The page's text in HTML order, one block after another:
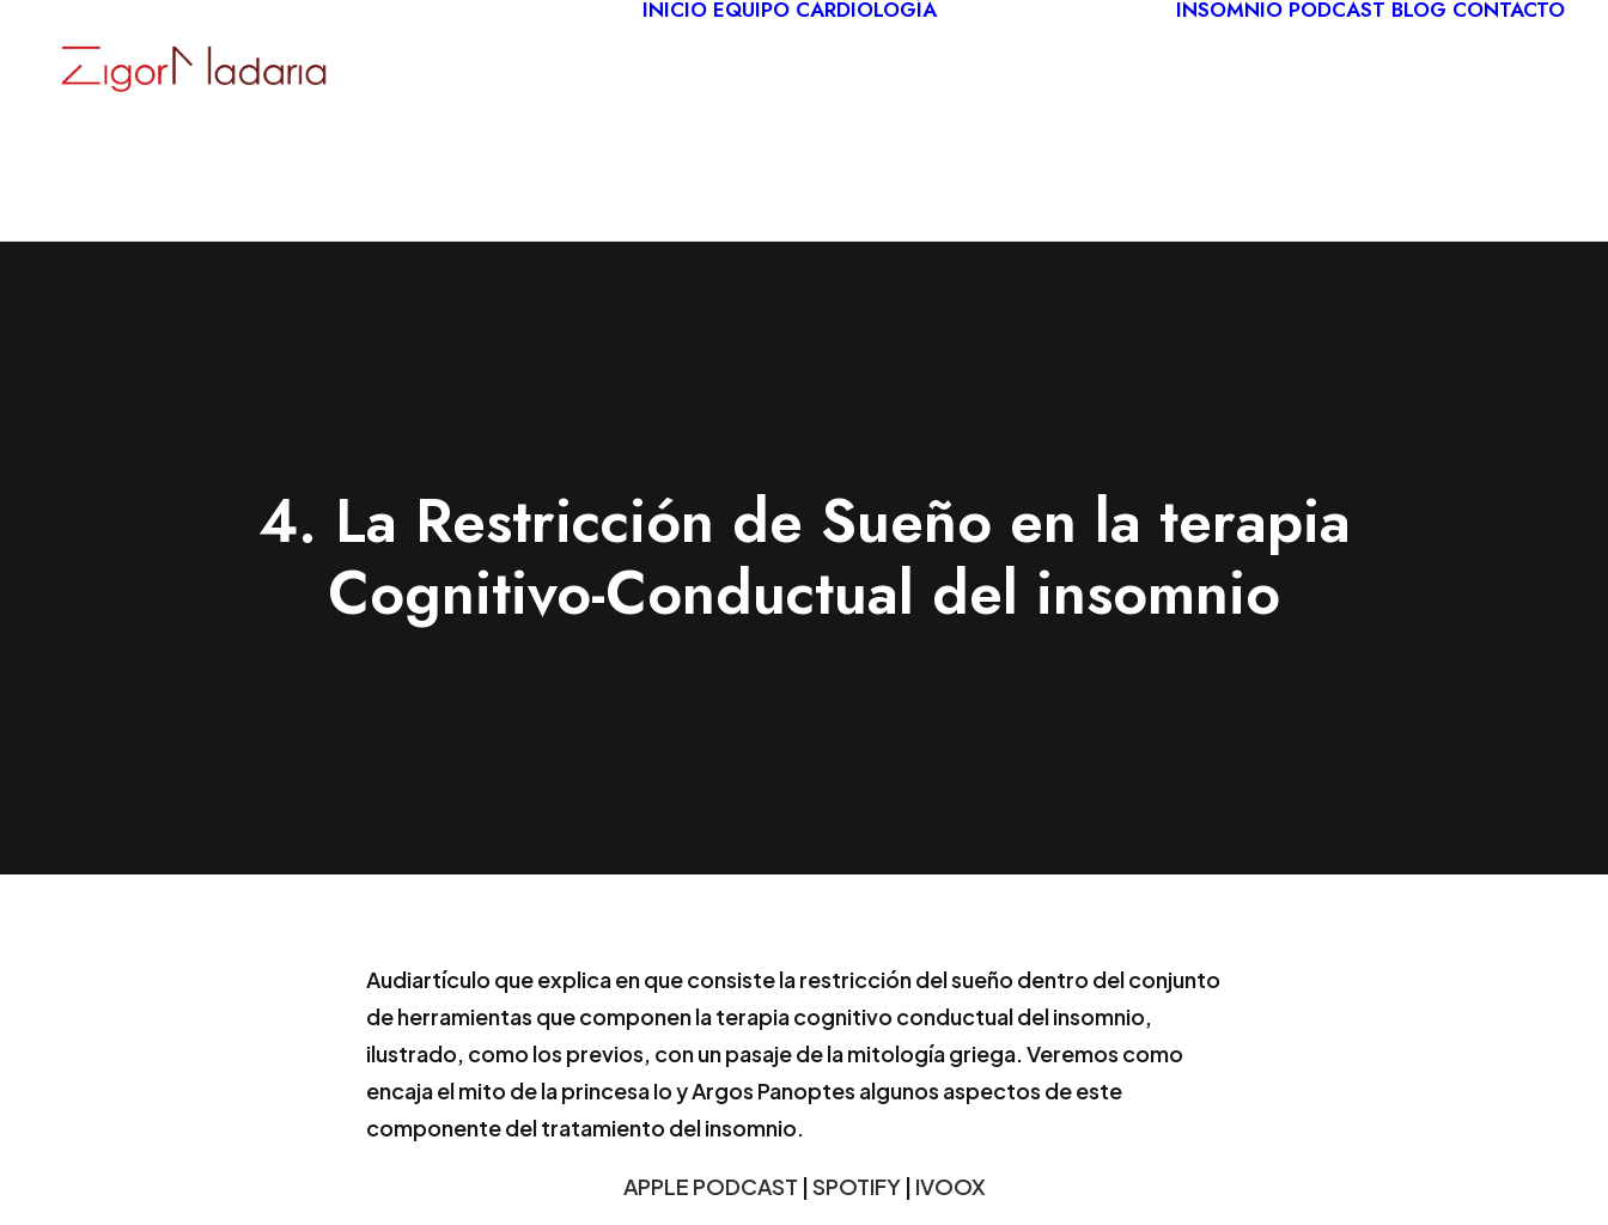
INICIO EQUIPO CARDIOLOGÍA INSOMNIO PODCAST BLOG CONTACTO
4. La Restricción de Sueño en la terapia
Cognitivo-Conductual del insomnio
Audiartículo que explica en que consiste la restricción del sueño dentro del conjunto
de herramientas que componen la terapia cognitivo conductual del insomnio,
ilustrado, como los previos, con un pasaje de la mitología griega. Veremos como
encaja el mito de la princesa Io y Argos Panoptes algunos aspectos de este
componente del tratamiento del insomnio.
APPLE PODCAST |SPOTIFY| IVOOX